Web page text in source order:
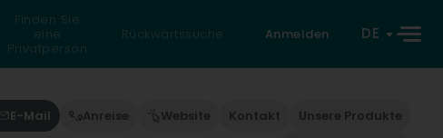
Finden Sie
eine
Privatperson
Rückwärtssuche Anmelden DE
E-Mail Anreise Website Kontakt
Unsere Produkte